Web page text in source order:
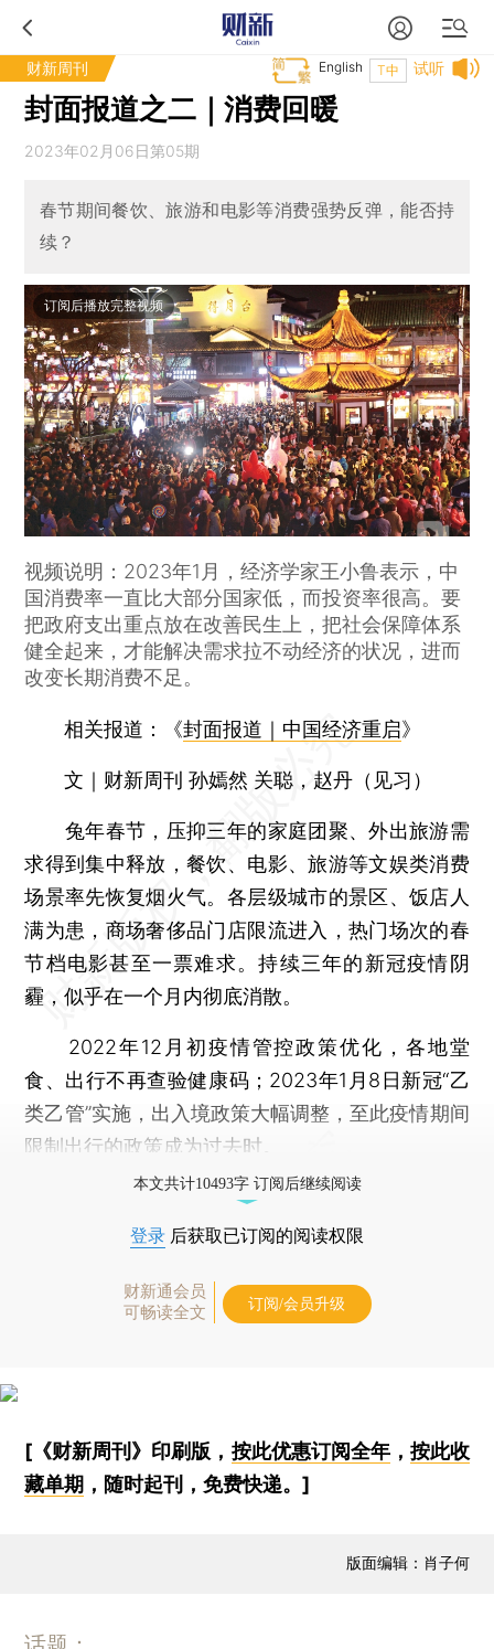
财新周刊 试听
T中
English
封面报道之二｜消费回暖
2023年02月06日第05期
春节期间餐饮、旅游和电影等消费强势反弹，能否持
续？
订阅后播放完整视频
视频说明：2023年1月，经济学家王小鲁表示，中
国消费率一直比大部分国家低，而投资率很高。要
把政府支出重点放在改善民生上，把社会保障体系
健全起来，才能解决需求拉不动经济的状况，进而
改变长期消费不足。
相关报道：《封面报道｜中国经济重启》
文｜财新周刊 孙嫣然 关聪，赵丹（见习）
兔年春节，压抑三年的家庭团聚、外出旅游需
求得到集中释放，餐饮、电影、旅游等文娱类消费
场景率先恢复烟火气。各层级城市的景区、饭店人
满为患，商场奢侈品门店限流进入，热门场次的春
节档电影甚至一票难求。持续三年的新冠疫情阴
霾，似乎在一个月内彻底消散。
2022年12月初疫情管控政策优化，各地堂
食、出行不再查验健康码；2023年1月8日新冠“乙
类乙管”实施，出入境政策大幅调整，至此疫情期间
限制出行的政策成为过去时。
本文共计10493字 订阅后继续阅读
登录 后获取已订阅的阅读权限
财新通会员
可畅读全文
订阅/会员升级
[《财新周刊》印刷版， 按此优惠订阅全年， 按此收
藏单期 ，随时起刊，免费快递。]
版面编辑：肖子何